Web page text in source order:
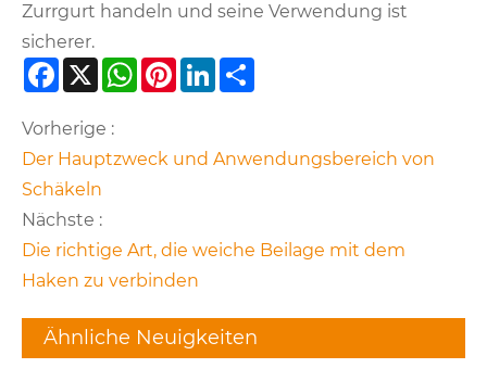
Zurrgurt handeln und seine Verwendung ist
sicherer.
Facebook
X WhatsApp
PinterestLinkedIn
Vorherige :
Der Hauptzweck und Anwendungsbereich von
Schäkeln
Nächste :
Die richtige Art, die weiche Beilage mit dem
Haken zu verbinden
Ähnliche Neuigkeiten